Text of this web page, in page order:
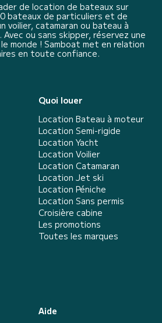
de location de bateaux sur
bateaux de particuliers et de
voilier, catamaran ou bateau à
ou sans skipper, réservez une
monde ! Samboat met en relation
en toute confiance.
Quoi louer
Location Bateau à moteur
Location Semi-rigide
Location Yacht
Location Voilier
Location Catamaran
Location Jet ski
Location Péniche
Location Sans permis
Croisière cabine
Les promotions
Toutes les marques
Aide